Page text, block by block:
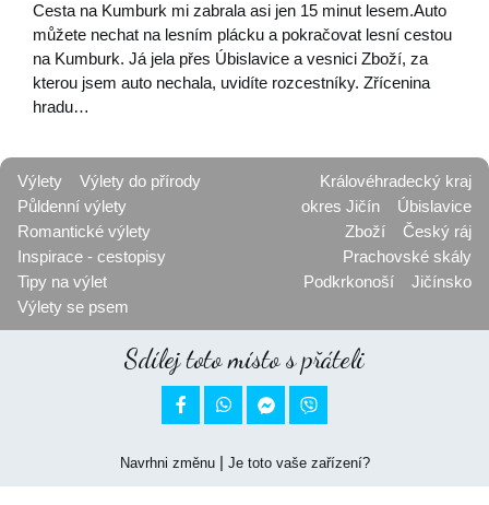
Cesta na Kumburk mi zabrala asi jen 15 minut lesem.Auto
můžete nechat na lesním plácku a pokračovat lesní cestou
na Kumburk. Já jela přes Úbislavice a vesnici Zboží, za
kterou jsem auto nechala, uvidíte rozcestníky. Zřícenina
hradu…
Výlety
Výlety do přírody
Půldenní výlety
Romantické výlety
Inspirace - cestopisy
Tipy na výlet
Výlety se psem
Královéhradecký kraj
okres Jičín
Úbislavice
Zboží
Český ráj
Prachovské skály
Podkrkonoší
Jičínsko
Sdílej toto místo s přáteli
 
Navrhni změnu| Je toto vaše zařízení?